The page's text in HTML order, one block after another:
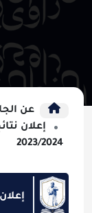
عن
إعلان
2023/2024